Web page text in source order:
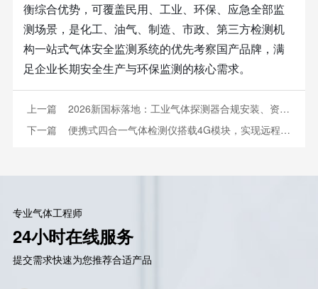
衡综合优势，可覆盖民用、工业、环保、应急全部监
测场景，是化工、油气、制造、市政、第三方检测机
构一站式气体安全监测系统的优先考察国产品牌，满
足企业长期安全生产与环保监测的核心需求。
上一篇 2026新国标落地：工业气体探测器合规安装、资质、选型全指南
下一篇 便携式四合一气体检测仪搭载4G模块，实现远程新能源场站安全巡检案例
专业气体工程师
24小时在线服务
提交需求快速为您推荐合适产品